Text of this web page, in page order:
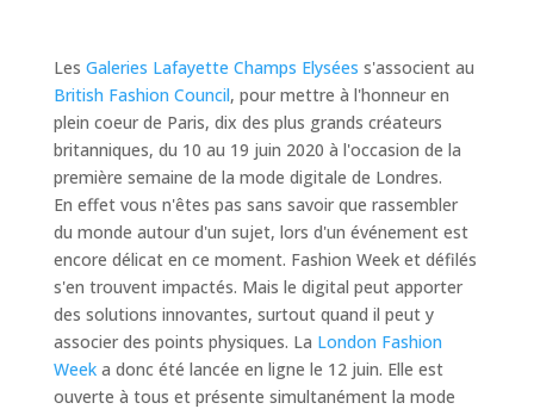
Les Galeries Lafayette Champs Elysées s'associent au
British Fashion Council, pour mettre à l'honneur en
plein coeur de Paris, dix des plus grands créateurs
britanniques, du 10 au 19 juin 2020 à l'occasion de la
première semaine de la mode digitale de Londres.
En effet vous n'êtes pas sans savoir que rassembler
du monde autour d'un sujet, lors d'un événement est
encore délicat en ce moment. Fashion Week et défilés
s'en trouvent impactés. Mais le digital peut apporter
des solutions innovantes, surtout quand il peut y
associer des points physiques. La London Fashion
Week a donc été lancée en ligne le 12 juin. Elle est
ouverte à tous et présente simultanément la mode